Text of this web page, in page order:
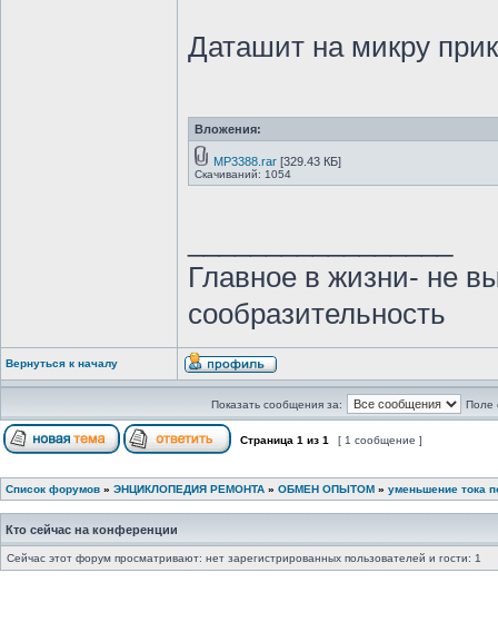
Даташит на микру
Вложения:
MP3388.rar [329.43 КБ]
Скачиваний: 1054
Главное в жизни- не
сообразительность
Вернуться к началу
Показать сообщения за: Поле
Страница 1 из 1 [ 1 сообщение ]
Список форумов » ЭНЦИКЛОПЕДИЯ РЕМОНТА » ОБМЕН ОПЫТОМ » уменьшение тока
Кто сейчас на конференции
Сейчас этот форум просматривают: нет зарегистрированных пользователей и гости: 1